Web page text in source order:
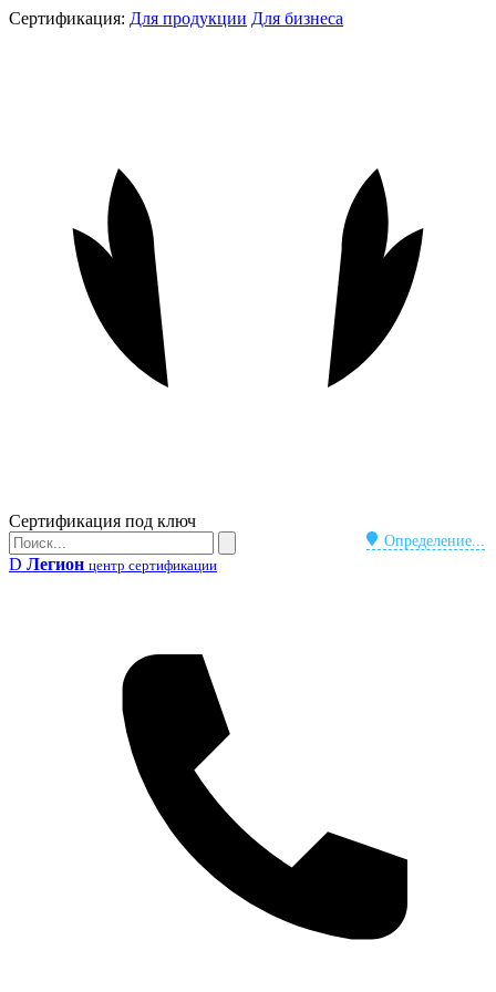
Сертификация: Для продукции Для бизнеса
Бейдж
Сертификация под ключ
Определение...
Поиск
Поиск
D Легион центр сертификации